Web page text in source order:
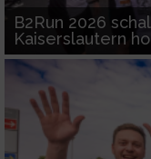
B2Run 2026
Kaiserslautern